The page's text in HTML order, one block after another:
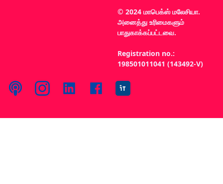
© 2024 மாபெக்ஸ் மலேசியா.
அனைத்து உரிமைகளும்
பாதுகாக்கப்பட்டவை.
Registration no.:
198501011041 (143492-V)